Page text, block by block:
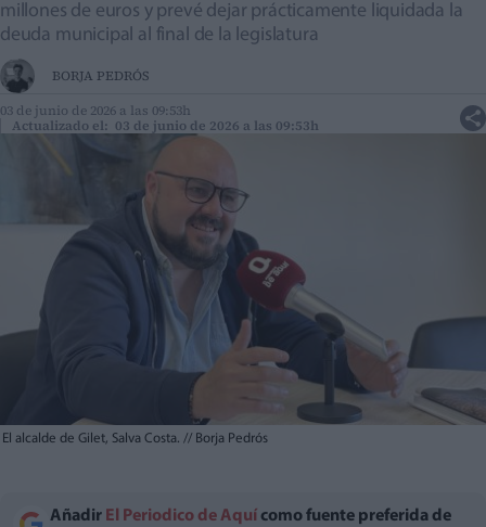
millones de euros y prevé dejar prácticamente liquidada la
deuda municipal al final de la legislatura
BORJA PEDRÓS
03 de junio de 2026 a las 09:53h
Actualizado el: 03 de junio de 2026 a las 09:53h
El alcalde de Gilet, Salva Costa. // Borja Pedrós
Añadir El Periodico de Aquí como fuente preferida de